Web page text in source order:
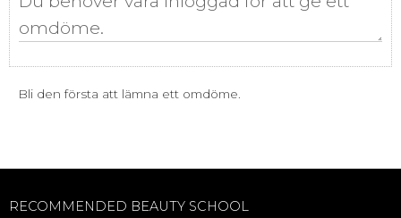
Bli den första att lämna ett omdöme.
RECOMMENDED BEAUTY SCHOOL